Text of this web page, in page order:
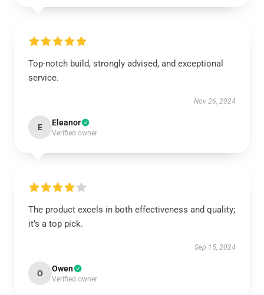
Top-notch build, strongly advised, and exceptional
service.
Nov 26, 2024
E Eleanor
Verified owner
The product excels in both effectiveness and quality;
it’s a top pick.
Sep 15, 2024
O Owen
Verified owner